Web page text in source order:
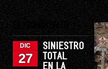
EL CONCIERTO
DIC
27
SINIESTRO
TOTAL
EN LA